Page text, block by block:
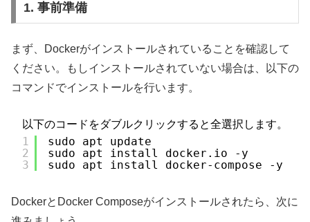
1. 事前準備
まず、Dockerがインストールされていることを確認して
ください。もしインストールされていない場合は、以下の
コマンドでインストールを行います。
以下のコードをダブルクリックすると全選択します。
1
2
3
sudo apt update
sudo apt install docker.io -y
sudo apt install docker-compose -y
DockerとDocker Composeがインストールされたら、次に